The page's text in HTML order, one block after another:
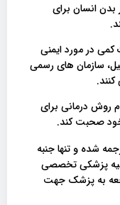
بدن انسان برای
در مورد ایمنی
سازمان های رسمی
روش درمانی برای
صحبت کند.
شده و تنها جنبه
پزشکی تخصصی
به پزشک جهت